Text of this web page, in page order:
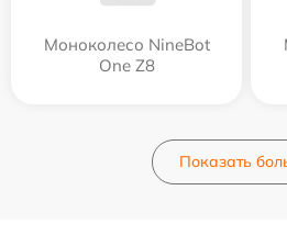
Моноколесо NineBot
One Z8
Показать